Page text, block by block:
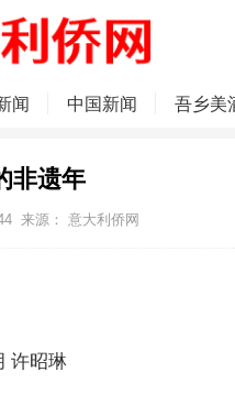
闻 中国新闻 吾乡美
非遗年
来源： 意大利侨网
许昭琳